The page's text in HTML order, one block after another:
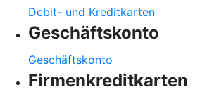
Debit- und Kreditkarten
Geschäftskonto
Geschäftskonto
Firmenkreditkarten